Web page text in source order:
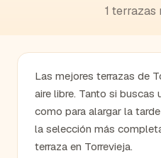
1 terrazas
Las mejores terrazas de
aire libre. Tanto si buscas
como para alargar la
la selección más
terraza en Torrevieja.